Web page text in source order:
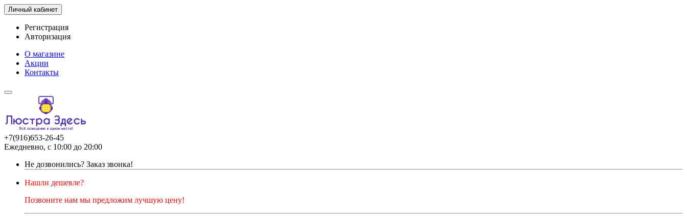
Личный кабинет
Регистрация
Авторизация
О магазине
Акции
Контакты
+7(916)653-26-45
Ежедневно, с 10:00 до 20:00
Не дозвонились? Заказ звонка!
Нашли дешевле?
Позвоните нам мы предложим лучшую цену!